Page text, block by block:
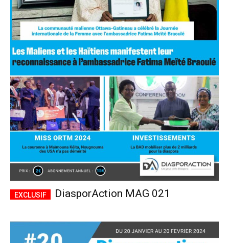
DiasporAction MAG 021